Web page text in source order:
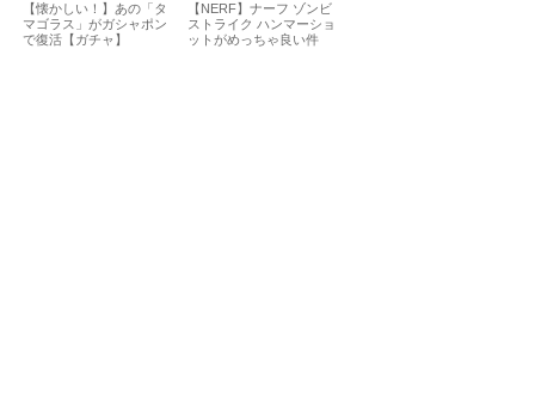
【懐かしい！】あの「タ
マゴラス」がガシャポン
で復活【ガチャ】
【NERF】ナーフ ゾンビ
ストライク ハンマーショ
ットがめっちゃ良い件